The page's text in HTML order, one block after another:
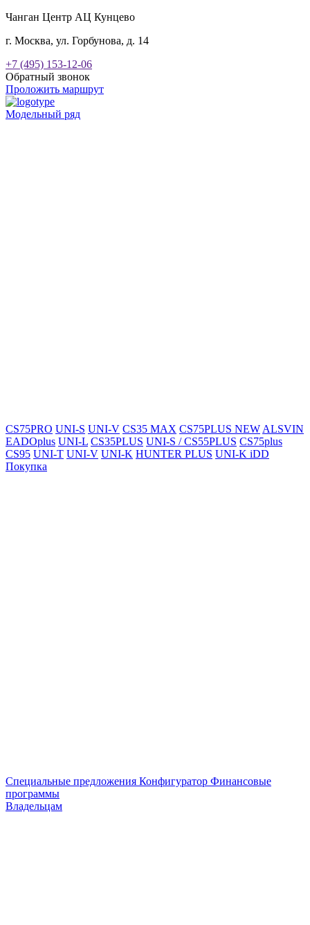
Чанган Центр АЦ Кунцево
г. Москва, ул. Горбунова, д. 14
+7 (495) 153-12-06
Обратный звонок
Проложить маршрут
Модельный ряд
CS75PRO UNI-S UNI-V CS35 MAX CS75PLUS NEW ALSVIN
EADOplus UNI-L CS35PLUS UNI-S / CS55PLUS CS75plus
CS95 UNI-T UNI-V UNI-K HUNTER PLUS UNI-K iDD
Покупка
Специальные предложения Конфигуратор Финансовые
программы
Владельцам